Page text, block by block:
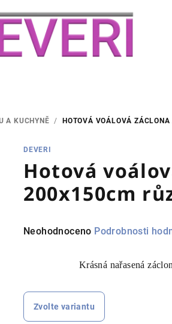
A KUCHYNĚ / HOTOVÁ VOÁLOVÁ
DEVERI
Hotová
200x150cm
Průměrné
5
Neohodnoceno Podrobnosti
Krásná nařasená
Zvolte variantu